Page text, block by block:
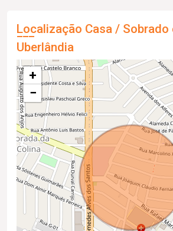
Localização Casa / Sobrado
Uberlândia
+
−